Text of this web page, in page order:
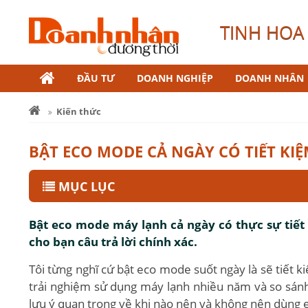
TINH
ĐẦU TƯ DOANH NGHIỆP DOANH NHÂN
Kiến thức
BẬT ECO MODE CẢ NGÀY CÓ TIẾT
MỤC LỤC
Bật eco mode máy lạnh cả ngày có thực sự
cho bạn câu trả lời chính xác.
Tôi từng nghĩ cứ bật eco mode suốt ngày là sẽ tiết
trải nghiệm sử dụng máy lạnh nhiều năm và so
lưu ý quan trọng về khi nào nên và không nên dùng